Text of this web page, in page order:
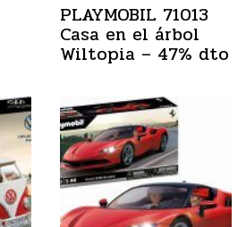
PLAYMOBIL 71013
Casa en el árbol
Wiltopia – 47% dto